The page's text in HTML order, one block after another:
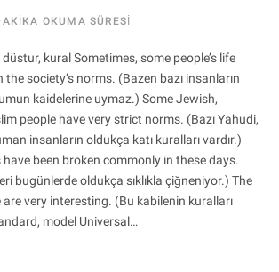
OKUMA SÜRESI
kural Sometimes, some people’s life
society’s norms. (Bazen bazı insanların
kaidelerine uymaz.) Some Jewish,
people have very strict norms. (Bazı Yahudi,
insanların oldukça katı kuralları vardır.)
been broken commonly in these days.
bugünlerde oldukça sıklıkla çiğneniyor.) The
very interesting. (Bu kabilenin kuralları
model Universal…